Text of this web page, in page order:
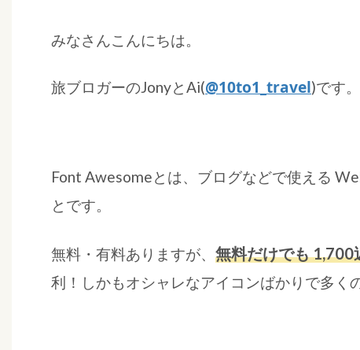
みなさんこんにちは。
旅ブロガーのJonyとAi(@10to1_travel)です。
Font Awesomeとは、ブログなどで使える
とです。
無料・有料ありますが、 無料だけでも 1,700
利！しかもオシャレなアイコンばかりで多く